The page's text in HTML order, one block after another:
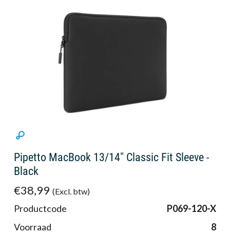
Pipetto MacBook 13/14" Classic Fit Sleeve -
Black
€38,99 (Excl. btw)
Productcode
P069-120-X
Voorraad
8